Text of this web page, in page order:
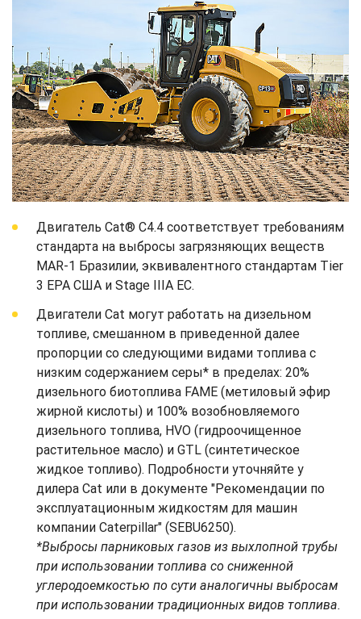
Двигатель Cat® C4.4 соответствует требованиям
стандарта на выбросы загрязняющих веществ
MAR-1 Бразилии, эквивалентного стандартам Tier
3 EPA США и Stage IIIA ЕС.
Двигатели Cat могут работать на дизельном
топливе, смешанном в приведенной далее
пропорции со следующими видами топлива с
низким содержанием серы* в пределах: 20%
дизельного биотоплива FAME (метиловый эфир
жирной кислоты) и 100% возобновляемого
дизельного топлива, HVO (гидроочищенное
растительное масло) и GTL (синтетическое
жидкое топливо). Подробности уточняйте у
дилера Cat или в документе "Рекомендации по
эксплуатационным жидкостям для машин
компании Caterpillar" (SEBU6250).
*Выбросы парниковых газов из выхлопной трубы
при использовании топлива со сниженной
углеродоемкостью по сути аналогичны выбросам
при использовании традиционных видов топлива.